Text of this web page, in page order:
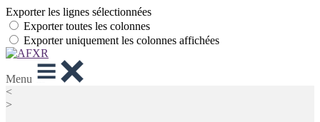
Exporter les lignes sélectionnées
Exporter toutes les colonnes
Exporter uniquement les colonnes affichées
Menu
<
>